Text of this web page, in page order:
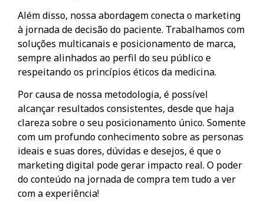
Além disso, nossa abordagem conecta o marketing
à jornada de decisão do paciente. Trabalhamos com
soluções multicanais e posicionamento de marca,
sempre alinhados ao perfil do seu público e
respeitando os princípios éticos da medicina.
Por causa de nossa metodologia, é possível
alcançar resultados consistentes, desde que haja
clareza sobre o seu posicionamento único. Somente
com um profundo conhecimento sobre as personas
ideais e suas dores, dúvidas e desejos, é que o
marketing digital pode gerar impacto real. O poder
do conteúdo na jornada de compra tem tudo a ver
com a experiência!